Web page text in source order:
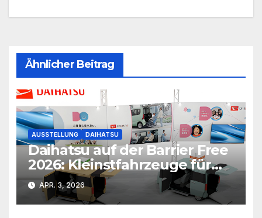
Ähnlicher Beitrag
AUSSTELLUNG DAIHATSU
Daihatsu auf der Barrier Free
2026: Kleinstfahrzeuge für
Pflege und Mobilität im
Fokus
APR. 3, 2026